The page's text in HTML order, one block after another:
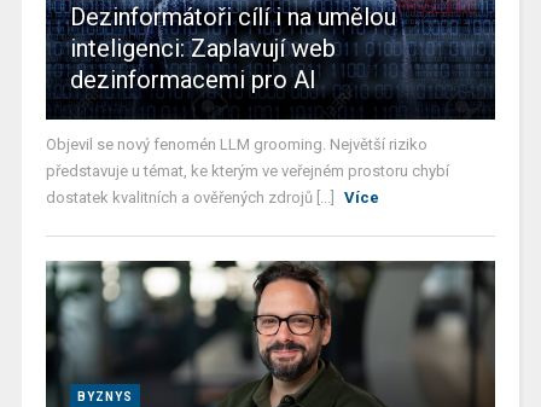
Dezinformátoři cílí i na umělou
inteligenci: Zaplavují web
dezinformacemi pro AI
Objevil se nový fenomén LLM grooming. Největší riziko
představuje u témat, ke kterým ve veřejném prostoru chybí
dostatek kvalitních a ověřených zdrojů [...]
Více
BYZNYS